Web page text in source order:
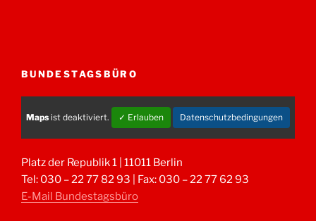
BUNDESTAGSBÜRO
Maps ist deaktiviert. ✓ Erlauben Datenschutzbedingungen
Platz der Republik 1 | 11011 Berlin
Tel: 030 – 22 77 82 93 | Fax: 030 – 22 77 62 93
E-Mail Bundestagsbüro